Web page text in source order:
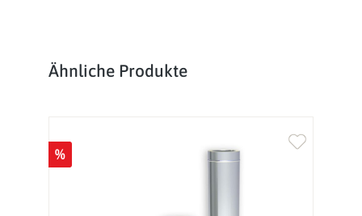
Produktgalerie überspringen
Ähnliche Produkte
%